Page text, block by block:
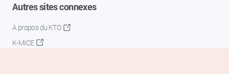
Autres sites connexes
À propos du KTO
K-MICE